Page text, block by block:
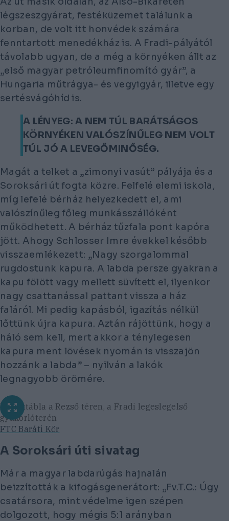
légszeszgyárat, festéküzemet találunk a
korban, de volt itt honvédek számára
fenntartott menedékház is. A Fradi-pályától
távolabb ugyan, de a még a környéken állt az
„első magyar petróleumfinomító gyár”, a
Hungaria műtrágya- és vegyigyár, illetve egy
sertésvágóhíd is.
A LÉNYEG: A NEM TÚL BARÁTSÁGOS
KÖRNYÉKEN VALÓSZÍNŰLEG NEM VOLT
TÚL JÓ A LEVEGŐMINŐSÉG.
Magát a telket a „zimonyi vasút” pályája és a
Soroksári út fogta közre. Felfelé elemi iskola,
míg lefelé bérház helyezkedett el, ami
valószínűleg főleg munkásszállóként
működhetett. A bérház tűzfala pont kapóra
jött. Ahogy Schlosser Imre évekkel később
visszaemlékezett: „Nagy szorgalommal
rugdostunk kapura. A labda persze gyakran a
kapu fölött vagy mellett süvített el, ilyenkor
nagy csattanással pattant vissza a ház
faláról. Mi pedig kapásból, igazítás nélkül
lőttünk újra kapura. Aztán rájöttünk, hogy a
háló sem kell, mert akkor a ténylegesen
kapura ment lövések nyomán is visszajön
hozzánk a labda” – nyilván a lakók
legnagyobb örömére.
Emléktábla a Rezső téren, a Fradi legeslegelső
gyakorlóterén
FTC Baráti Kör
A Soroksári úti sivatag
Már a magyar labdarúgás hajnalán
beizzították a kifogásgenerátort: „Fv.T.C.: Úgy
csatársora, mint védelme igen szépen
dolgozott, hogy mégis 5:1 arányban